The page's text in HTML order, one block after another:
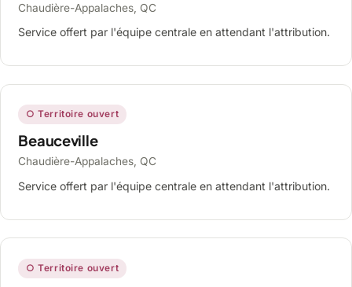
Chaudière-Appalaches, QC
Service offert par l'équipe centrale en attendant l'attribution.
○ Territoire ouvert
Beauceville
Chaudière-Appalaches, QC
Service offert par l'équipe centrale en attendant l'attribution.
○ Territoire ouvert